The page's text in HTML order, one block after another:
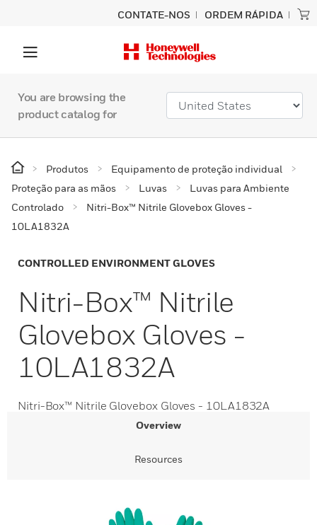
CONTATE-NOS ORDEM RÁPIDA
You are browsing the
product catalog for
Produtos
Equipamento de proteção individual
Proteção para as mãos
Luvas
Luvas para Ambiente
Controlado
Nitri-Box™ Nitrile Glovebox Gloves -
10LA1832A
CONTROLLED ENVIRONMENT GLOVES
Nitri-Box™ Nitrile
Glovebox Gloves -
10LA1832A
Nitri-Box™ Nitrile Glovebox Gloves - 10LA1832A
Overview
Resources